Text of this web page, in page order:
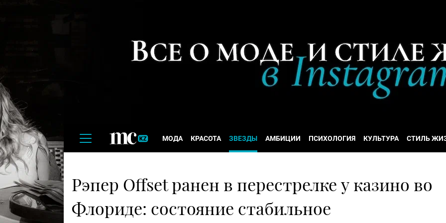
МОДА КРАСОТА ЗВЕЗДЫ АМБИЦИИ ПСИХОЛОГИЯ КУЛЬТУРА СТИЛЬ
Рэпер Offset ранен в перестрелке у казино во
Флориде: состояние стабильное